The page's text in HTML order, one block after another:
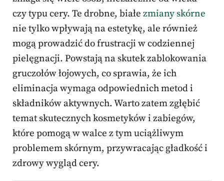
czy typu cery. Te drobne, białe zmiany skórne
nie tylko wpływają na estetykę, ale również
mogą prowadzić do frustracji w codziennej
pielęgnacji. Powstają na skutek zablokowania
gruczołów łojowych, co sprawia, że ich
eliminacja wymaga odpowiednich metod i
składników aktywnych. Warto zatem zgłębić
temat skutecznych kosmetyków i zabiegów,
które pomogą w walce z tym uciążliwym
problemem skórnym, przywracając gładkość i
zdrowy wygląd cery.